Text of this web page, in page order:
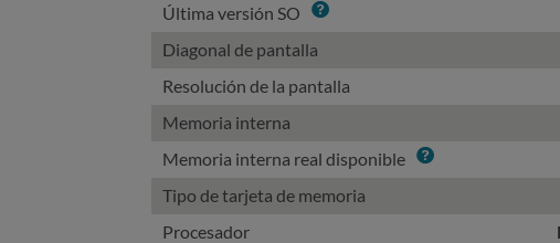
Última versión SO Info
Diagonal de pantalla
Resolución de la pantalla
Memoria interna
Memoria interna real disponible Info
Tipo de tarjeta de memoria
Procesador